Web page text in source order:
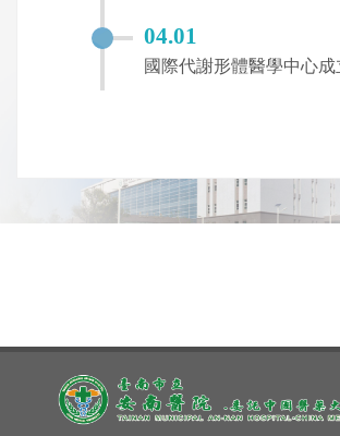
04.01
國際代謝形體醫學中心成